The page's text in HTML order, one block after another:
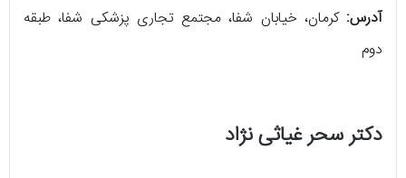
آدرس: کرمان، خیابان شفا، مجتمع تجاری پزشکی شفا، طبقه
دوم
دکتر سحر غیاثی نژاد